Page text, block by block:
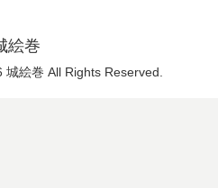
絵巻
絵巻 All Rights Reserved.